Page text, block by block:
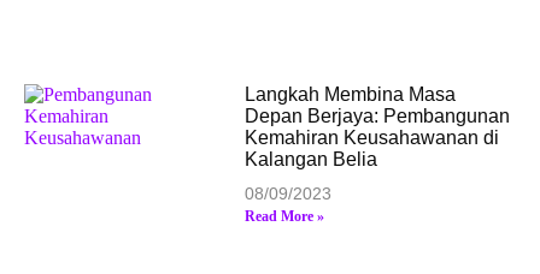
Langkah Membina Masa
Depan Berjaya: Pembangunan
Kemahiran Keusahawanan di
Kalangan Belia
08/09/2023
Read More »